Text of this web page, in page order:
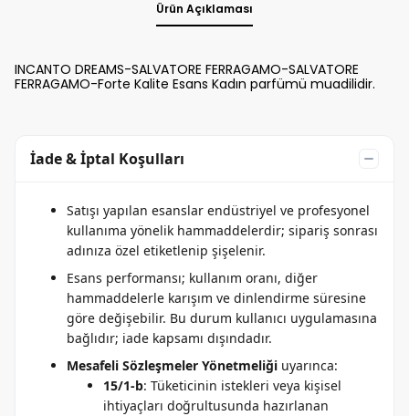
Ürün Açıklaması
INCANTO DREAMS-SALVATORE FERRAGAMO-SALVATORE
FERRAGAMO-Forte Kalite Esans Kadın parfümü muadilidir.
İade & İptal Koşulları
Satışı yapılan esanslar endüstriyel ve profesyonel
kullanıma yönelik hammaddelerdir; sipariş sonrası
adınıza özel etiketlenip şişelenir.
Esans performansı; kullanım oranı, diğer
hammaddelerle karışım ve dinlendirme süresine
göre değişebilir. Bu durum kullanıcı uygulamasına
bağlıdır; iade kapsamı dışındadır.
Mesafeli Sözleşmeler Yönetmeliği uyarınca:
15/1-b: Tüketicinin istekleri veya kişisel
ihtiyaçları doğrultusunda hazırlanan